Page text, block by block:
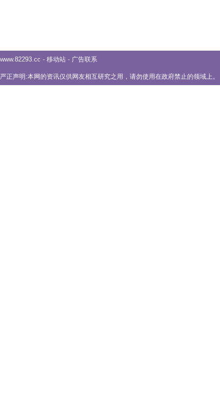
www.82293.cc - 移动站 - 广告联系
严正声明:本网的资讯仅供网友相互研究之用，请勿使用在政府禁止的领域上。